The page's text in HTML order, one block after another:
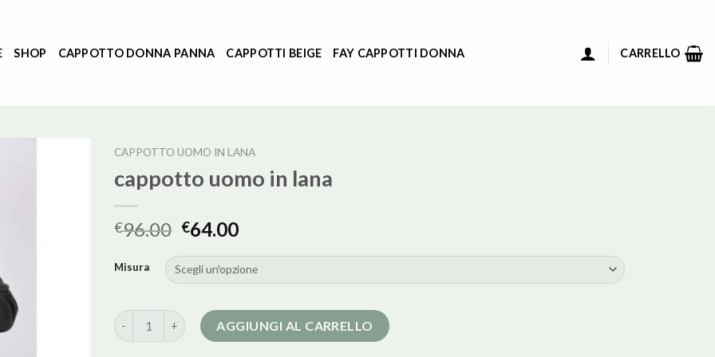
SHOP CAPPOTTO DONNA PANNA CAPPOTTI BEIGE FAY CAPPOTTI DONNA CARRELLO
CAPPOTTO UOMO IN LANA
cappotto uomo in lana
€96.00 €64.00
Misura
cappotto uomo in lana quantitàAGGIUNGI AL CARRELLO